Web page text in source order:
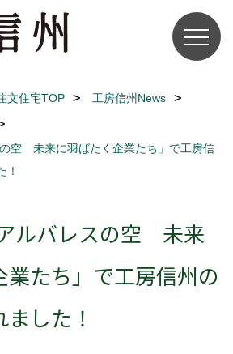
文住宅TOP
工房信州News
空 未来に羽ばたく企業たち」で工房信
！
ルバレスの空 未来
業たち」で工房信州の
した！